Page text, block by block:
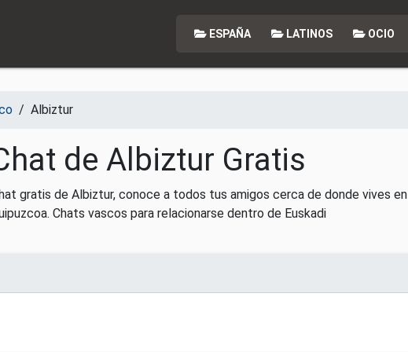
ESPAÑA LATINOS OCIO
/ Albiztur
de Albiztur Gratis
gratis de Albiztur, conoce a todos tus amigos cerca de donde vives en
Chats vascos para relacionarse dentro de Euskadi